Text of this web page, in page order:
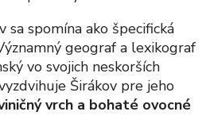
sa spomína ako špecifická
geograf a lexikograf
vo svojich neskorších
Širákov pre jeho
vrch a bohaté ovocné